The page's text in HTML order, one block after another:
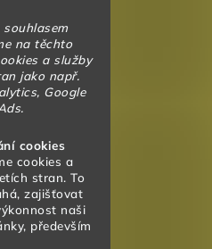
souhlasem
na těchto
a služby
jako např.
Google
cookies
cookies a
stran. To
zajišťovat
naši
především
školy